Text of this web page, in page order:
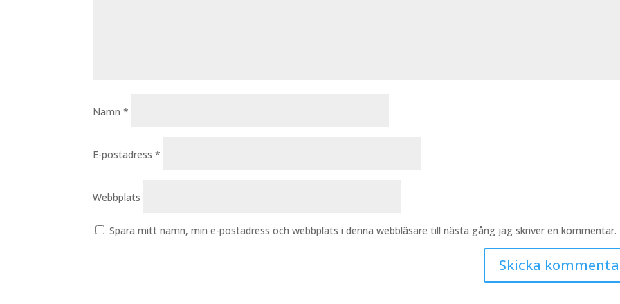
Namn*
E-postadress*
Webbplats
Spara mitt namn, min e-postadress och webbplats i denna webbläsare till nästa gång jag skriver en kommentar.